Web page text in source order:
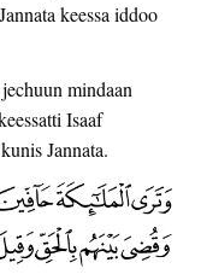
keessa iddoo
mindaan
Isaaf
Jannata.